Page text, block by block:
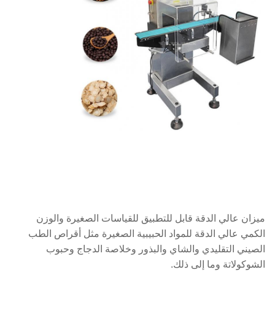
ميزان عالي الدقة قابل للتطبيق للقياسات الصغيرة والوزن
الكمي عالي الدقة للمواد الحبيبية الصغيرة مثل أقراص الطب
الصيني التقليدي والشاي والبذور وخلاصة الدجاج وحبوب
الشوكولاتة وما إلى ذلك.